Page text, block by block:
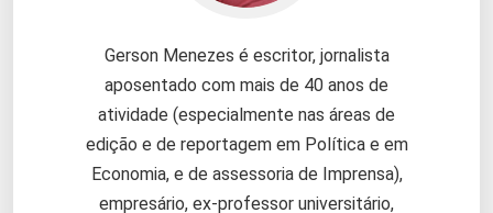
Gerson Menezes é escritor, jornalista
aposentado com mais de 40 anos de
atividade (especialmente nas áreas de
edição e de reportagem em Política e em
Economia, e de assessoria de Imprensa),
empresário, ex-professor universitário,